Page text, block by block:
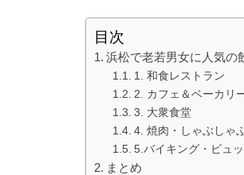
目次
浜松で老若男女に人気の
1. 和食レストラン
2. カフェ＆ベーカリ
3. 大衆食堂
4. 焼肉・しゃぶしゃ
5.バイキング・ビュ
まとめ